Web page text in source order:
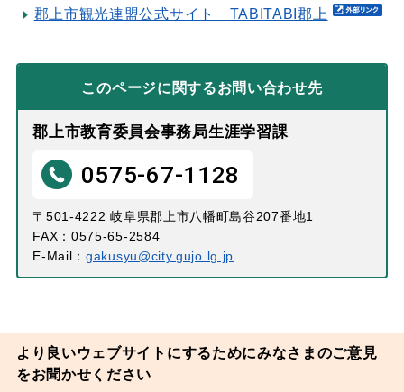
郡上市観光連盟公式サイト TABITABI郡上
このページに関するお問い合わせ先
郡上市教育委員会事務局生涯学習課
0575-67-1128
〒501-4222 岐阜県郡上市八幡町島谷207番地1
FAX：0575-65-2584
E-Mail：gakusyu@city.gujo.lg.jp
より良いウェブサイトにするためにみなさまのご意見
をお聞かせください